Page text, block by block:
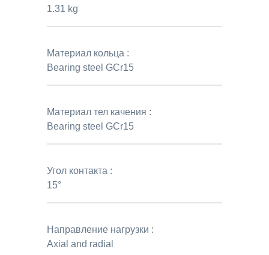
1.31 kg
Материал кольца :
Bearing steel GCr15
Материал тел качения :
Bearing steel GCr15
Угол контакта :
15°
Направление нагрузки :
Axial and radial